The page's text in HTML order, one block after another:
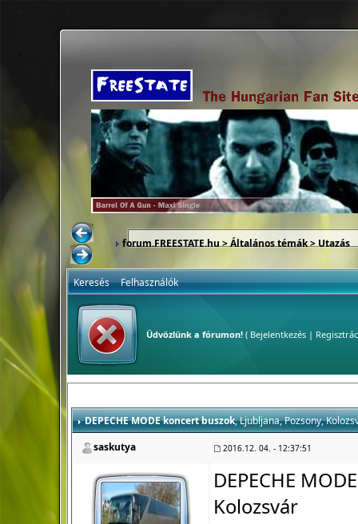
forum.FREESTATE.hu>Általános témák>Utazás
Keresés Felhasználók
Üdvözlünk a fórumon!( Bejelentkezés|
DEPECHE MODE koncert buszok, Ljubljana, Pozsony,
saskutya
2016.12. 04. - 12:37:51
DEPECHE
Kolozsvár